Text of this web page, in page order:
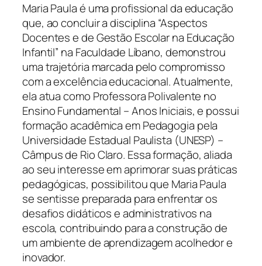
Maria Paula é uma profissional da educação
que, ao concluir a disciplina “Aspectos
Docentes e de Gestão Escolar na Educação
Infantil” na Faculdade Líbano, demonstrou
uma trajetória marcada pelo compromisso
com a excelência educacional. Atualmente,
ela atua como Professora Polivalente no
Ensino Fundamental – Anos Iniciais, e possui
formação acadêmica em Pedagogia pela
Universidade Estadual Paulista (UNESP) –
Câmpus de Rio Claro. Essa formação, aliada
ao seu interesse em aprimorar suas práticas
pedagógicas, possibilitou que Maria Paula
se sentisse preparada para enfrentar os
desafios didáticos e administrativos na
escola, contribuindo para a construção de
um ambiente de aprendizagem acolhedor e
inovador.